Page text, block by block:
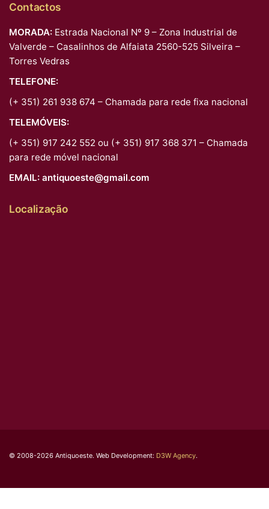
Contactos
MORADA: Estrada Nacional Nº 9 – Zona Industrial de
Valverde – Casalinhos de Alfaiata 2560-525 Silveira –
Torres Vedras
TELEFONE:
(+ 351) 261 938 674 – Chamada para rede fixa nacional
TELEMÓVEIS:
(+ 351) 917 242 552 ou (+ 351) 917 368 371 – Chamada
para rede móvel nacional
EMAIL: antiquoeste@gmail.com
Localização
© 2008-2026 Antiquoeste. Web Development: D3W Agency.